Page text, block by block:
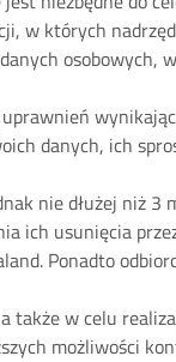
w których
osobowych,
danych, ich
nie dłużej niż
ich usunięcia
Ponadto
w celu
możliwości